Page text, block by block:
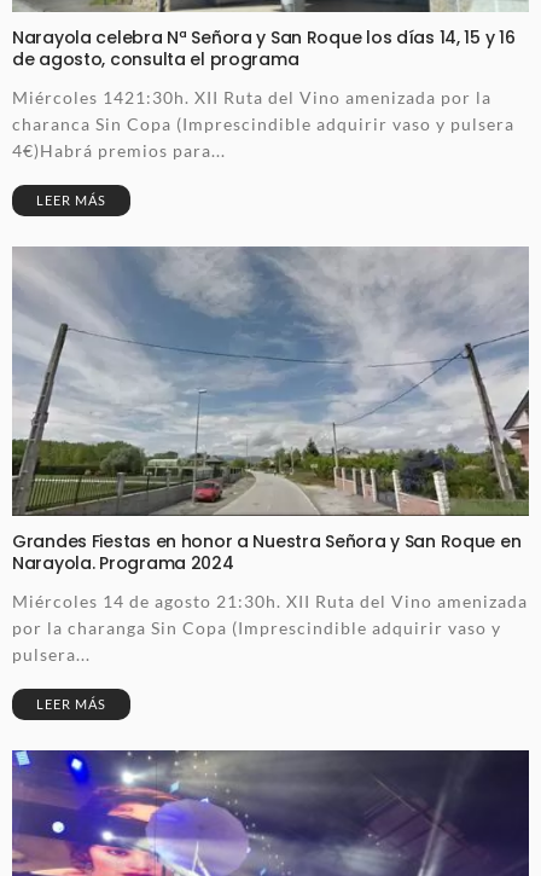
Narayola celebra Nª Señora y San Roque los días 14, 15 y 16
de agosto, consulta el programa
Miércoles 1421:30h. XII Ruta del Vino amenizada por la
charanca Sin Copa (Imprescindible adquirir vaso y pulsera
4€)Habrá premios para...
LEER MÁS
Grandes Fiestas en honor a Nuestra Señora y San Roque en
Narayola. Programa 2024
Miércoles 14 de agosto 21:30h. XII Ruta del Vino amenizada
por la charanga Sin Copa (Imprescindible adquirir vaso y
pulsera...
LEER MÁS